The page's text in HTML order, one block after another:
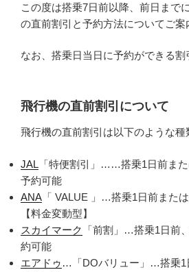
この度は搭乗7日前以降、前日まで
の直前割引と予約方法についてご案
なお、搭乗日当日に予約ができる割
飛行機の直前割引について
飛行機の直前割引は以下のような種
JAL 「特便割引」……搭乗1日前ま
予約可能
ANA 「 VALUE 」…搭乗1日前また
【料金変動型】
スカイマーク
「前割」…搭乗1日前
約可能
エアドゥ …「DOバリュー」…搭乗1